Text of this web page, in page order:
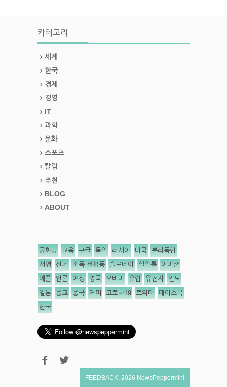
카테고리
세계
한국
경제
경영
IT
과학
문화
스포츠
칼럼
추천
BLOG
ABOUT
공화당 교육 구글 독일 러시아 미국 분리독립
서평 선거 소득 불평등 슬로데이 실업률 아마존
애플 언론 여성 영국 오바마 유럽 유전자 인도
일본 종교 중국 커피 코로나19 트위터 페이스북
한국
FEEDBACK 2026 NewsPeppermint